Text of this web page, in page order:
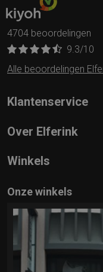
4704 beoordelingen
9.3/10
Alle beoordelingen
Klantenservice
Over Elferink
Winkels
Onze winkels